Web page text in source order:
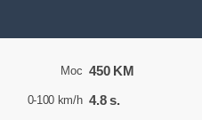
Moc 450 KM
0-100 km/h 4.8 s.